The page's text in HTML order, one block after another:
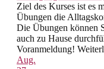
Ziel des Kurses ist es
Übungen die
Die Übungen können
auch zu Hause
Voranmeldung!
Aug.